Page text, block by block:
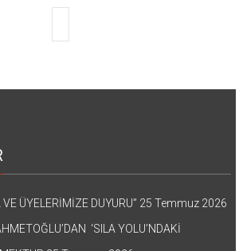
ÜYELERİMİZE DUYURU” 25 Temmuz 2026
‘SILA YOLU’NDAKİ